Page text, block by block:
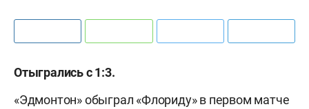
Отыгрались с 1:3.
«Эдмонтон» обыграл «Флориду» в первом матче